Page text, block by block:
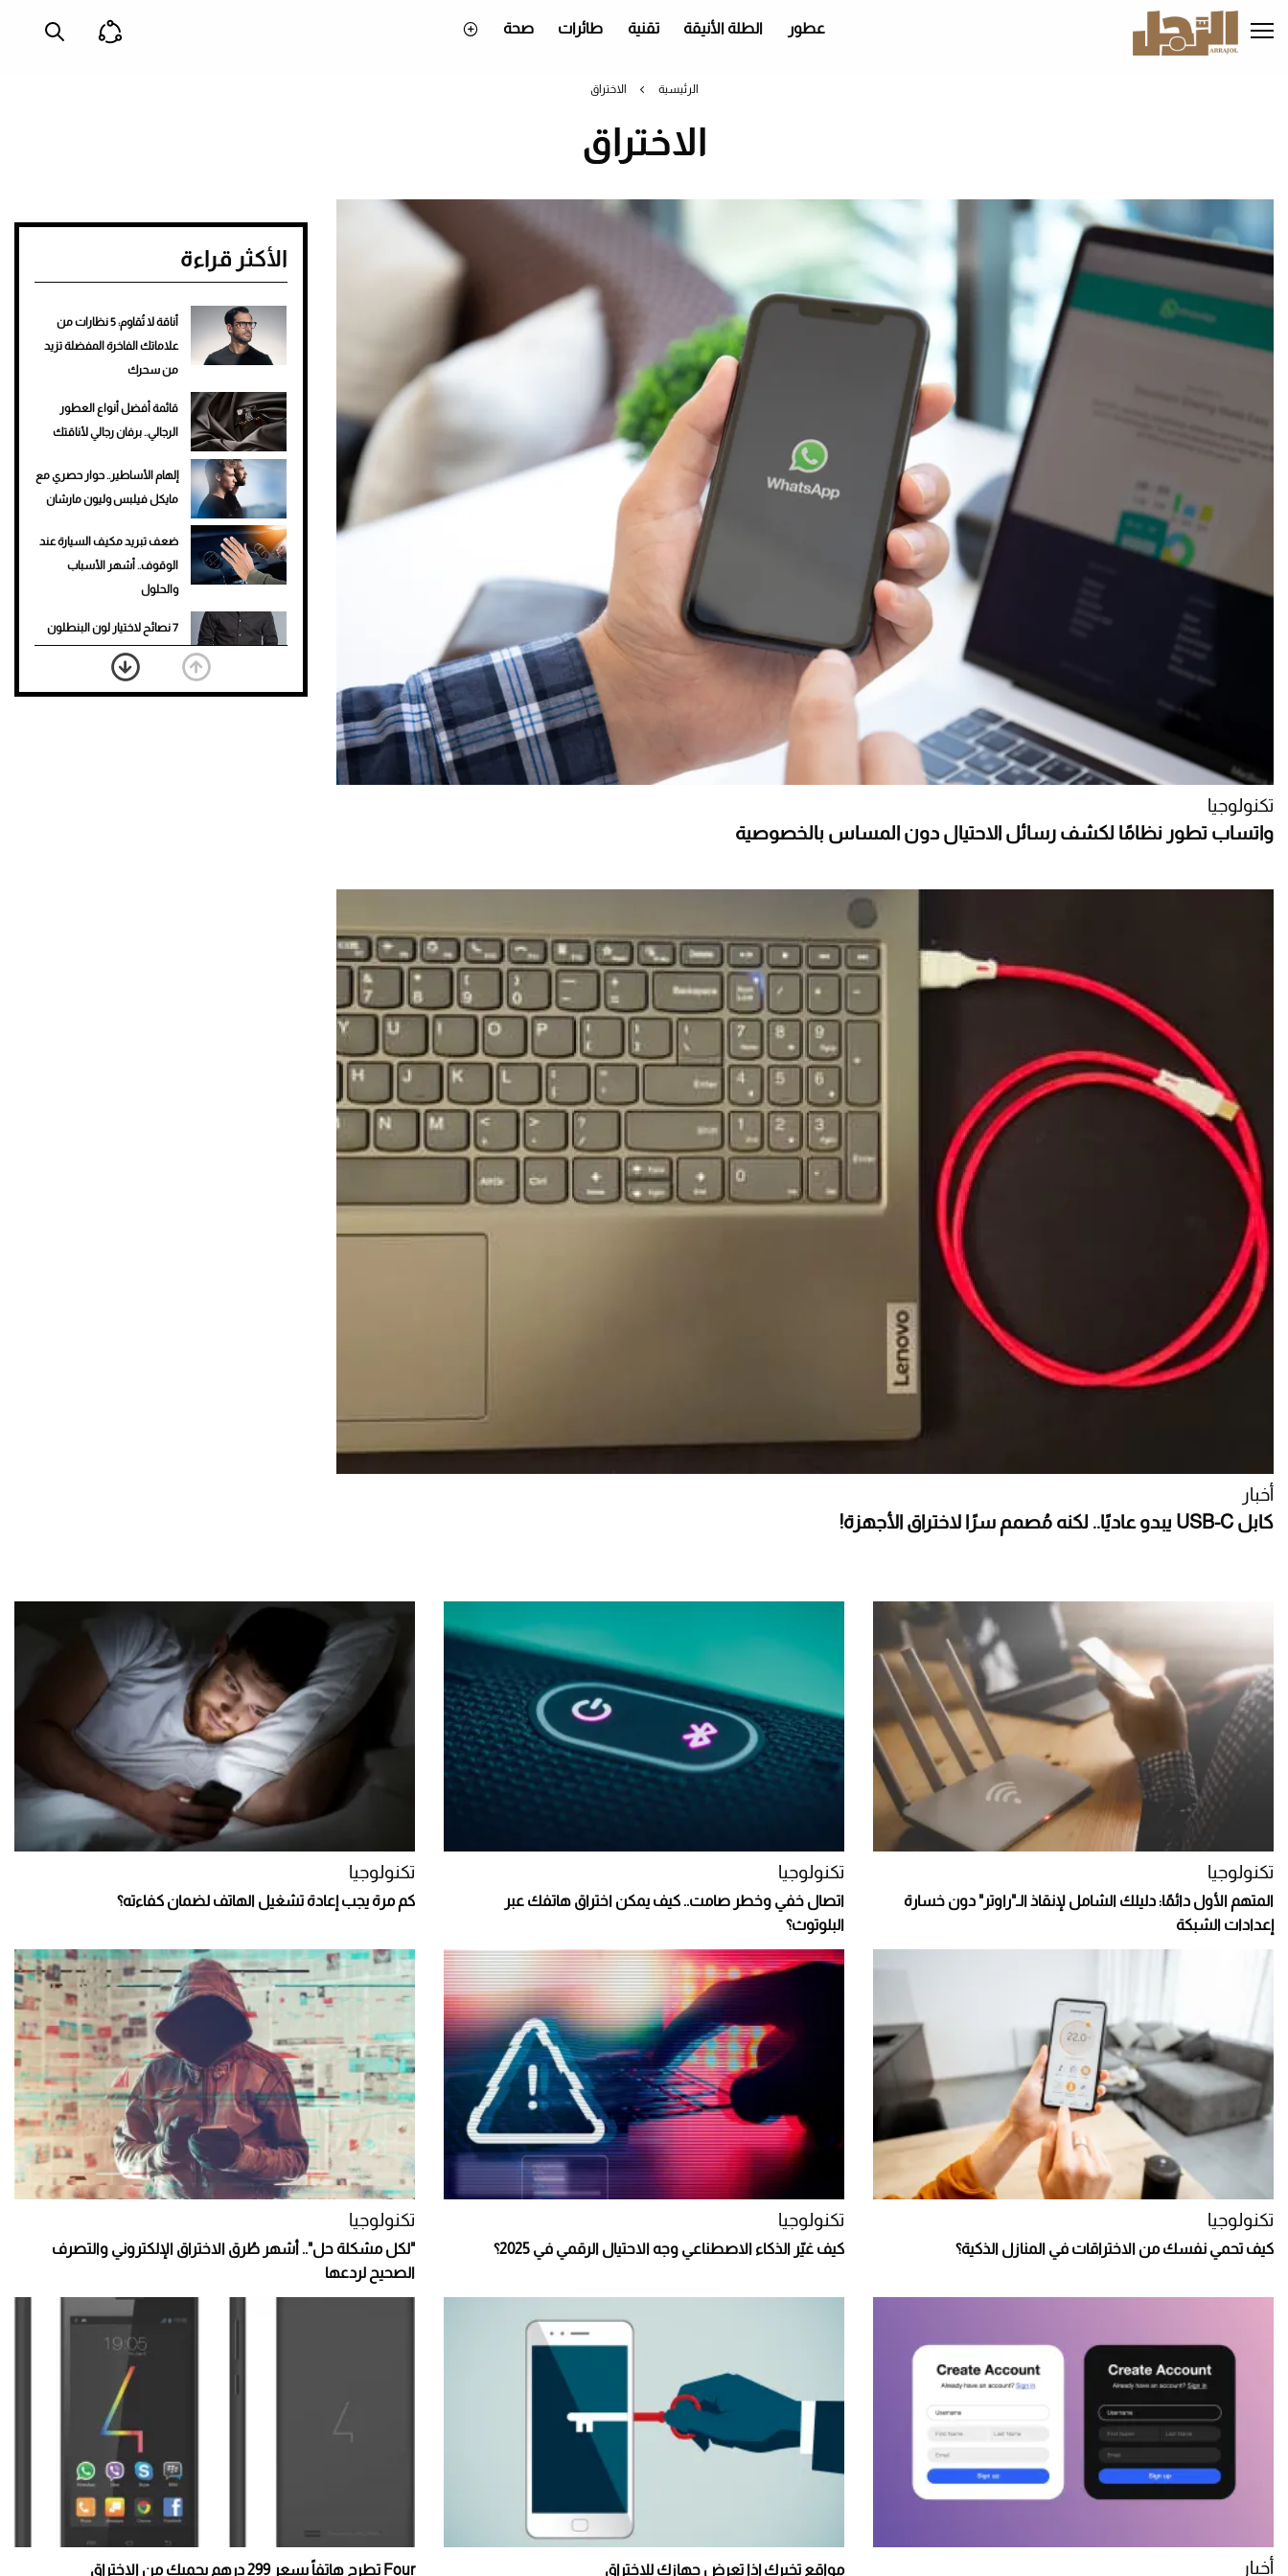
إلى
المحتوى
عطور الطلة الأنيقة تقنية طائرات صحة
الرئيسية الاختراق
الاختراق
تكنولوجيا
واتساب تطور نظامًا لكشف رسائل الاحتيال دون المساس بالخصوصية
أخبار
كابل USB-C يبدو عاديًا.. لكنه مُصمم سرًا لاختراق الأجهزة!
الأكثر قراءة
أناقة لا تُقاوم: 5 نظارات من
علاماتك الفاخرة المفضلة تزيد
من سحرك
قائمة أفضل أنواع العطور
الرجالي.. برفان رجالي لأناقتك
إلهام الأساطير.. حوار حصري مع
مايكل فيلبس وليون مارشان
ضعف تبريد مكيف السيارة عند
الوقوف.. أشهر الأسباب
والحلول
7 نصائح لاختيار لون البنطلون
المناسب للقميص الأسود
نرى المستقبل من خلال
تكنولوجيا
المتهم الأول دائمًا: دليلك الشامل لإنقاذ الـ"راوتر" دون خسارة
إعدادات الشبكة
تكنولوجيا
اتصال خفي وخطر صامت.. كيف يمكن اختراق هاتفك عبر
البلوتوث؟
تكنولوجيا
كم مرة يجب إعادة تشغيل الهاتف لضمان كفاءته؟
تكنولوجيا
كيف تحمي نفسك من الاختراقات في المنازل الذكية؟
تكنولوجيا
كيف غيّر الذكاء الاصطناعي وجه الاحتيال الرقمي في 2025؟
تكنولوجيا
"لكل مشكلة حل".. أشهر طُرق الاختراق الإلكتروني والتصرف
الصحيح لردعها
أخبار مواقع تخبرك إذا تعرض جهازك للاختراق Four تطرح هاتفاً بسعر 299 درهم يحميك من الاختراق